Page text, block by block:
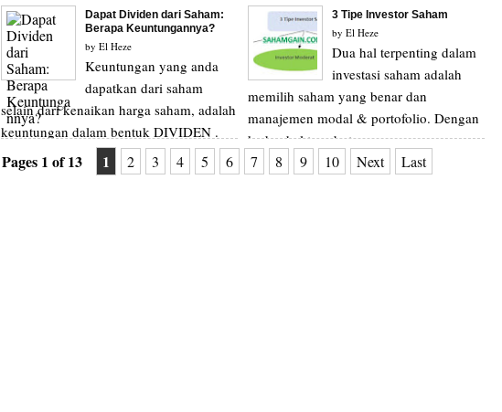
investasi saham. Tidak semua ...
puluhan hingga ratusan ...
Dapat Dividen dari Saham:
Berapa Keuntungannya?
by El Heze
Keuntungan yang anda
dapatkan dari saham
selain dari kenaikan harga saham, adalah
keuntungan dalam bentuk DIVIDEN .
Dividen merupakan keuntu...
3 Tipe Investor Saham
by El Heze
Dua hal terpenting dalam
investasi saham adalah
memilih saham yang benar dan
manajemen modal & portofolio. Dengan
kedua hal tersebut, an...
Pages 1 of 13 1 2 3 4 5 6 7 8 9 10 Next Last